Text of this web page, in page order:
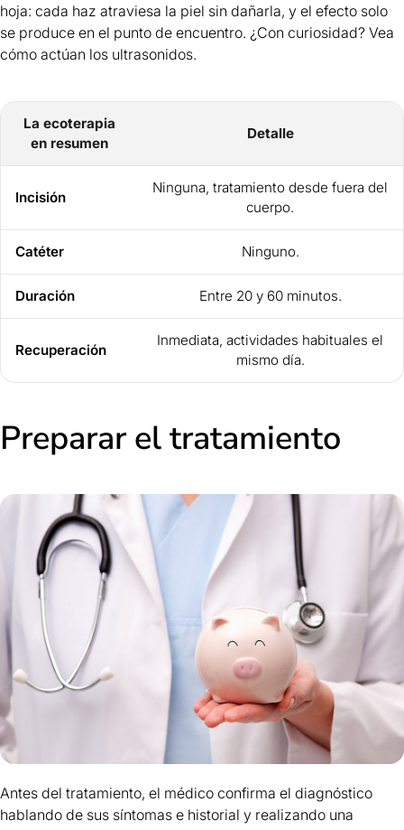
hoja: cada haz atraviesa la piel sin dañarla, y el efecto solo
se produce en el punto de encuentro. ¿Con curiosidad? Vea
cómo actúan los ultrasonidos.
La ecoterapia
en resumen
Detalle
Incisión
Ninguna, tratamiento desde fuera del
cuerpo.
Catéter Ninguno.
Duración Entre 20 y 60 minutos.
Recuperación
Inmediata, actividades habituales el
mismo día.
Preparar el tratamiento
Antes del tratamiento, el médico confirma el diagnóstico
hablando de sus síntomas e historial y realizando una